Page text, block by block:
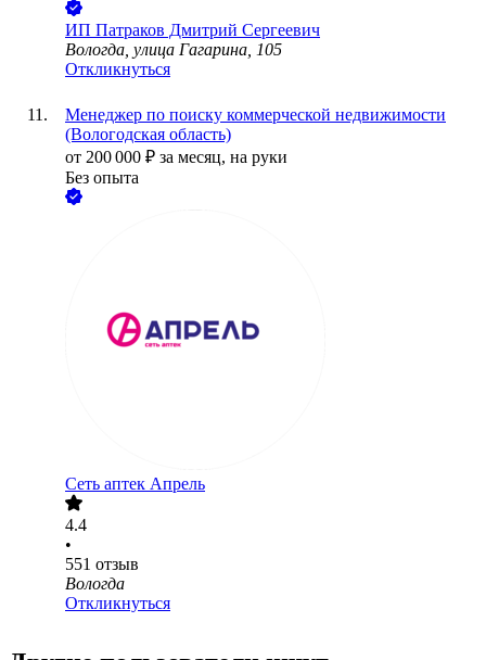
ИП Патраков Дмитрий Сергеевич
Вологда, улица Гагарина, 105
Откликнуться
Менеджер по поиску коммерческой недвижимости
(Вологодская область)
от 200 000 ₽ за месяц, на руки
Без опыта
Сеть аптек Апрель
4.4
•
551 отзыв
Вологда
Откликнуться